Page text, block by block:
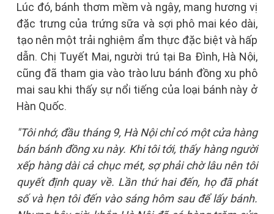
Lúc đó, bánh thơm mềm và ngậy, mang hương vị
đặc trưng của trứng sữa và sợi phô mai kéo dài,
tạo nên một trải nghiệm ẩm thực đặc biệt và hấp
dẫn. Chị Tuyết Mai, người trú tại Ba Đình, Hà Nội,
cũng đã tham gia vào trào lưu bánh đồng xu phô
mai sau khi thấy sự nổi tiếng của loại bánh này ở
Hàn Quốc.
"Tôi nhớ, đầu tháng 9, Hà Nội chỉ có một cửa hàng
bán bánh đồng xu này. Khi tôi tới, thấy hàng người
xếp hàng dài cả chục mét, sợ phải chờ lâu nên tôi
quyết định quay về. Lần thứ hai đến, họ đã phát
số và hẹn tôi đến vào sáng hôm sau để lấy bánh.